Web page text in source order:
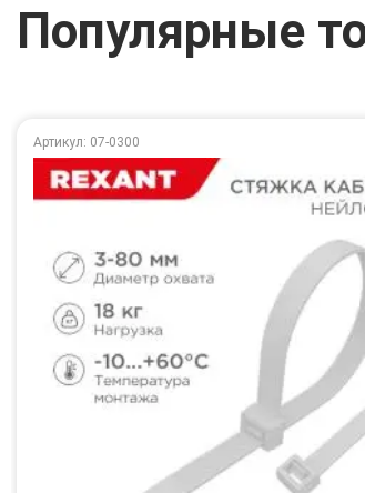
Популярные
Артикул: 07-0300